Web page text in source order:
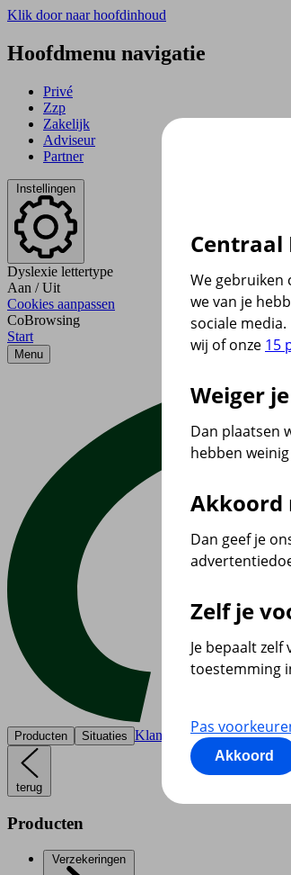
Klik door naar hoofdinhoud
Hoofdmenu navigatie
Privé
Zzp
Zakelijk
Adviseur
Partner
Instellingen
Dyslexie lettertype
Aan / Uit
Cookies aanpassen
CoBrowsing
Start
Menu
Producten Situaties Klantenservice
terug
Producten
Verzekeringen
Centraal
We gebruiken
we van je
sociale
wij of onze 15
Weiger
Dan plaatsen
hebben
Akkoord
Dan geef je
Zelf je
Je bepaalt
toestemming
Pas
Akkoord